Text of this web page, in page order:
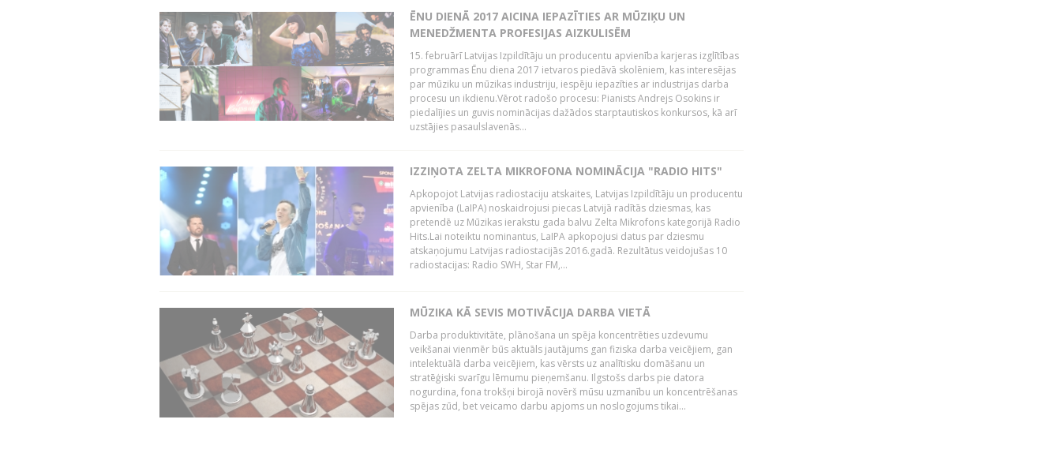
ĒNU DIENĀ 2017 AICINA IEPAZĪTIES AR MŪZIĶU UN
MENEDŽMENTA PROFESIJAS AIZKULISĒM
15. februārī Latvijas Izpildītāju un producentu apvienība karjeras izglītības
programmas Ēnu diena 2017 ietvaros piedāvā skolēniem, kas interesējas
par mūziku un mūzikas industriju, iespēju iepazīties ar industrijas darba
procesu un ikdienu.Vērot radošo procesu: Pianists Andrejs Osokins ir
piedalījies un guvis nominācijas dažādos starptautiskos konkursos, kā arī
uzstājies pasaulslavenās...
IZZIŅOTA ZELTA MIKROFONA NOMINĀCIJA "RADIO HITS"
Apkopojot Latvijas radiostaciju atskaites, Latvijas Izpildītāju un producentu
apvienība (LaIPA) noskaidrojusi piecas Latvijā radītās dziesmas, kas
pretendē uz Mūzikas ierakstu gada balvu Zelta Mikrofons kategorijā Radio
Hits.Lai noteiktu nominantus, LaIPA apkopojusi datus par dziesmu
atskaņojumu Latvijas radiostacijās 2016.gadā. Rezultātus veidojušas 10
radiostacijas: Radio SWH, Star FM,...
MŪZIKA KĀ SEVIS MOTIVĀCIJA DARBA VIETĀ
Darba produktivitāte, plānošana un spēja koncentrēties uzdevumu
veikšanai vienmēr būs aktuāls jautājums gan fiziska darba veicējiem, gan
intelektuālā darba veicējiem, kas vērsts uz analītisku domāšanu un
stratēģiski svarīgu lēmumu pieņemšanu. Ilgstošs darbs pie datora
nogurdina, fona trokšņi birojā novērš mūsu uzmanību un koncentrēšanas
spējas zūd, bet veicamo darbu apjoms un noslogojums tikai...